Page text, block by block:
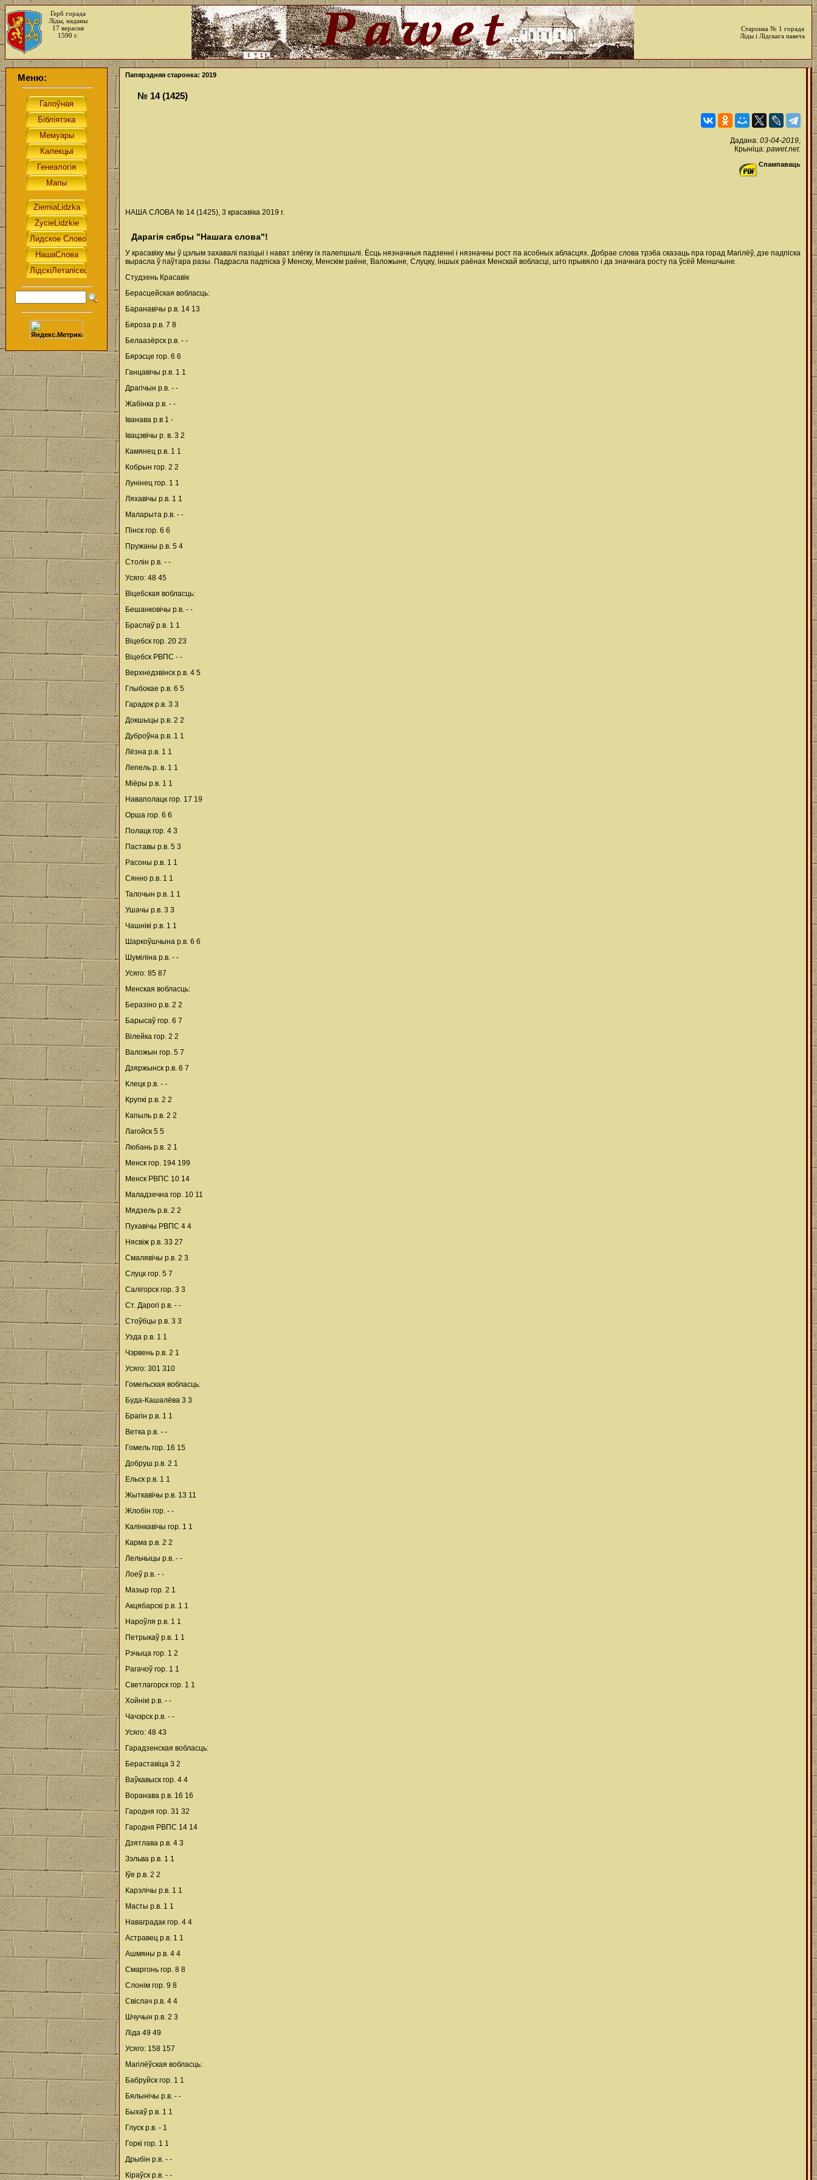
Герб горада
Ліды, наданы
17 верасня
1590 г.
Старонка № 1 горада
Ліды і Лідскага павета
Меню: Папярэдняя старонка: 2019
№ 14 (1425)
Дадана: 03-04-2019,
Крыніца: pawet.net.
Спампаваць
НАША СЛОВА № 14 (1425), 3 красавіка 2019 г.
Дарагія сябры "Нашага слова"!
У красавіку мы ў цэлым захавалі пазіцыі і нават злёгку іх палепшылі. Ёсць нязначныя падзенні і нязначны рост па асобных абласцях. Добрае слова трэба сказаць пра горад Магілёў, дзе падпіска
вырасла ў паўтара разы. Падрасла падпіска ў Менску, Менскім раёне, Валожыне, Слуцку, іншых раёнах Менскай вобласці, што прывяло і да значнага росту па ўсёй Меншчыне.
Студзень Красавік
Берасцейская вобласць:
Баранавічы р.в. 14 13
Бяроза р.в. 7 8
Белаазёрск р.в. - -
Бярэсце гор. 6 6
Ганцавічы р.в. 1 1
Драгічын р.в. - -
Жабінка р.в. - -
Іванава р.в 1 -
Івацэвічы р. в. 3 2
Камянец р.в. 1 1
Кобрын гор. 2 2
Лунінец гор. 1 1
Ляхавічы р.в. 1 1
Маларыта р.в. - -
Пінск гор. 6 6
Пружаны р.в. 5 4
Столін р.в. - -
Усяго: 48 45
Віцебская вобласць:
Бешанковічы р.в. - -
Браслаў р.в. 1 1
Віцебск гор. 20 23
Віцебск РВПС - -
Верхнедзвінск р.в. 4 5
Глыбокае р.в. 6 5
Гарадок р.в. 3 3
Докшыцы р.в. 2 2
Дуброўна р.в. 1 1
Лёзна р.в. 1 1
Лепель р. в. 1 1
Міёры р.в. 1 1
Наваполацк гор. 17 19
Орша гор. 6 6
Полацк гор. 4 3
Паставы р.в. 5 3
Расоны р.в. 1 1
Сянно р.в. 1 1
Талочын р.в. 1 1
Ушачы р.в. 3 3
Чашнікі р.в. 1 1
Шаркоўшчына р.в. 6 6
Шуміліна р.в. - -
Усяго: 85 87
Менская вобласць:
Беразіно р.в. 2 2
Барысаў гор. 6 7
Вілейка гор. 2 2
Валожын гор. 5 7
Дзяржынск р.в. 6 7
Клецк р.в. - -
Крупкі р.в. 2 2
Капыль р.в. 2 2
Лагойск 5 5
Любань р.в. 2 1
Менск гор. 194 199
Менск РВПС 10 14
Маладзечна гор. 10 11
Мядзель р.в. 2 2
Пухавічы РВПС 4 4
Нясвіж р.в. 33 27
Смалявічы р.в. 2 3
Слуцк гор. 5 7
Салігорск гор. 3 3
Ст. Дарогі р.в. - -
Стоўбцы р.в. 3 3
Узда р.в. 1 1
Чэрвень р.в. 2 1
Усяго: 301 310
Гомельская вобласць:
Буда-Кашалёва 3 3
Брагін р.в. 1 1
Ветка р.в. - -
Гомель гор. 16 15
Добруш р.в. 2 1
Ельск р.в. 1 1
Жыткавічы р.в. 13 11
Жлобін гор. - -
Калінкавічы гор. 1 1
Карма р.в. 2 2
Лельчыцы р.в. - -
Лоеў р.в. - -
Мазыр гор. 2 1
Акцябарскі р.в. 1 1
Нароўля р.в. 1 1
Петрыкаў р.в. 1 1
Рэчыца гор. 1 2
Рагачоў гор. 1 1
Светлагорск гор. 1 1
Хойнікі р.в. - -
Чачэрск р.в. - -
Усяго: 48 43
Гарадзенская вобласць:
Бераставіца 3 2
Ваўкавыск гор. 4 4
Воранава р.в. 16 16
Гародня гор. 31 32
Гародня РВПС 14 14
Дзятлава р.в. 4 3
Зэльва р.в. 1 1
Іўе р.в. 2 2
Карэлічы р.в. 1 1
Масты р.в. 1 1
Наваградак гор. 4 4
Астравец р.в. 1 1
Ашмяны р.в. 4 4
Смаргонь гор. 8 8
Слонім гор. 9 8
Свіслач р.в. 4 4
Шчучын р.в. 2 3
Ліда 49 49
Усяго: 158 157
Магілёўская вобласць:
Бабруйск гор. 1 1
Бялынічы р.в. - -
Быхаў р.в. 1 1
Глуск р.в. - 1
Горкі гор. 1 1
Дрыбін р.в. - -
Кіраўск р.в. - -